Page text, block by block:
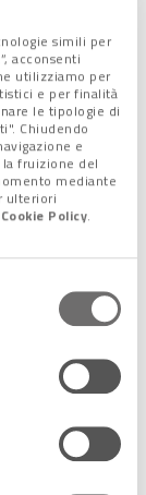
simili per
acconsenti
utilizziamo per
e per finalità
le tipologie di
Chiudendo
e
fruizione del
mediante
ulteriori
Cookie Policy.
del
al Museo di
i suoi cento
scheletro, noi
in che
essere
avrà un
e
lenta.
per